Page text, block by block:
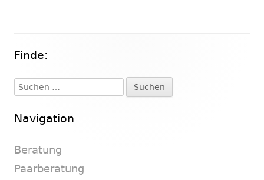
Haupt-
Seitenleiste
Finde:
Suchen
nach:
Navigation
Beratung
Paarberatung